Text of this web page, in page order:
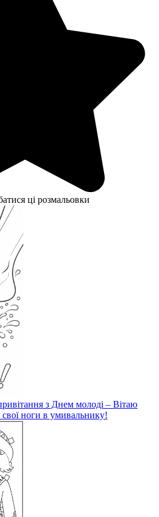
ці розмальовки
з Днем молоді – Вітаю
ноги в умивальнику!